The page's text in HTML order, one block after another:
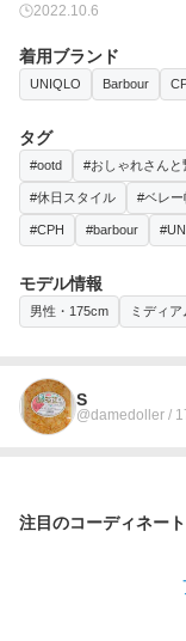
2022.10.6
着用ブランド
UNIQLO Barbour
タグ
#ootd #おしゃれさんと
#休日スタイル #ベレー
#CPH #barbour
モデル情報
男性・175cm ミディ
S
@damedoller /
注目のコーディネート